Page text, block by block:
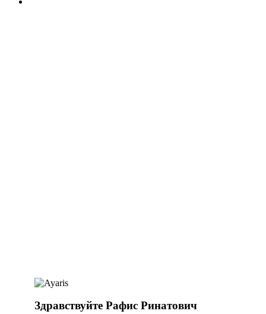
Здравствуйте Рафис Ринатович